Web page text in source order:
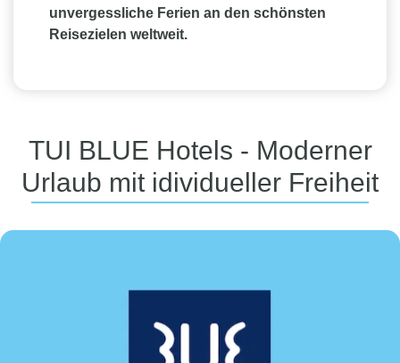
unvergessliche Ferien an den schönsten
Reisezielen weltweit.
TUI BLUE Hotels - Moderner
Urlaub mit idividueller Freiheit